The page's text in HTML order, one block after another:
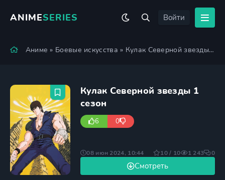
ANIMESERIES Войти
Аниме » Боевые искусства » Кулак Северной звезды 1 сезон
Кулак Северной звезды 1
сезон
6 0
Смотреть
08 июн 2024, 10:44 10 / 10 1 243 0